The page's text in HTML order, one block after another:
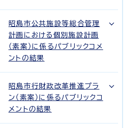
昭島市公共施設等総合管理
計画における個別施設計画
（素案）に係るパブリックコメ
ントの結果
昭島市行財政改革推進プラ
ン（素案）に係るパブリックコ
メントの結果